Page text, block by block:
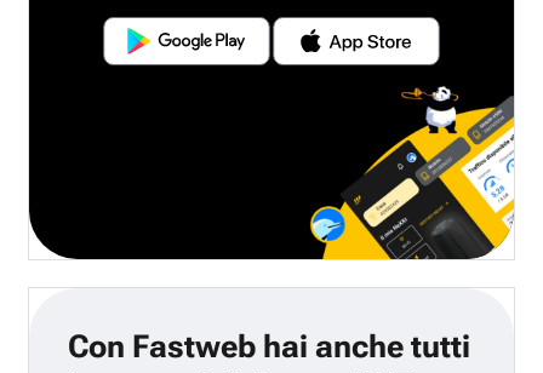
Con Fastweb hai anche tutti